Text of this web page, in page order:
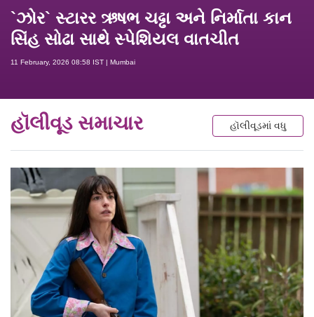
`ઝોર` સ્ટારર ઋષભ ચઢ્ઢા અને નિર્માતા કાન
સિંહ સોઢા સાથે સ્પેશિયલ વાતચીત
11 February, 2026 08:58 IST | Mumbai
હૉલીવૂડ સમાચાર હૉલીવૂડમાં વધુ